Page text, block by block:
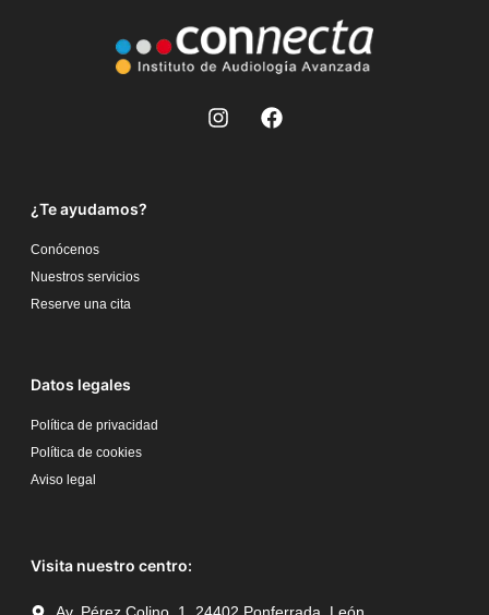
¿Te ayudamos?
Conócenos
Nuestros servicios
Reserve una cita
Datos legales
Política de privacidad
Política de cookies
Aviso legal
Visita nuestro centro: